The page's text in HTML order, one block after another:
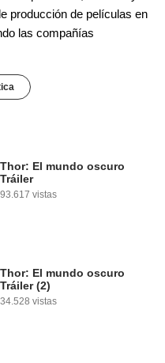
producción de películas en
las compañías
Thor: El mundo oscuro
Tráiler
93.617 vistas
Thor: El mundo oscuro
Tráiler (2)
34.528 vistas